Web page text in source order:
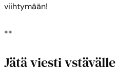
viihtymään!
**
Jätä viesti ystävälle